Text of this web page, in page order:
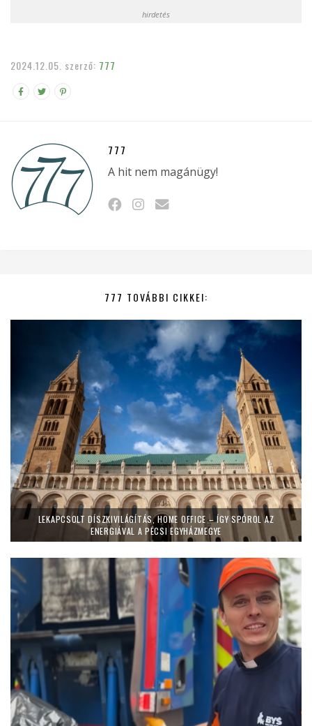
hirdetés
2024.12.05. szerző: 777
777
A hit nem magánügy!
777 TOVÁBBI CIKKEI:
LEKAPCSOLT DÍSZKIVILÁGÍTÁS, HOME OFFICE – ÍGY SPÓROL AZ
ENERGIÁVAL A PÉCSI EGYHÁZMEGYE